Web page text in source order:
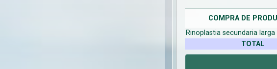
COMPRA DE
Rinoplastia secundaria larga
TOTAL